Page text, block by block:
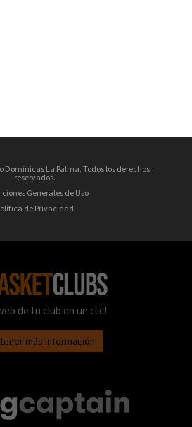
Dominicas La Palma. Todos los derechos
reservados.
Generales de Uso
de Privacidad
de tu club en un clic!
más información